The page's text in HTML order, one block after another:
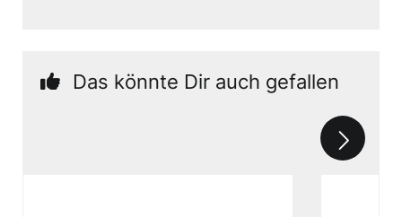
Das könnte Dir auch gefallen